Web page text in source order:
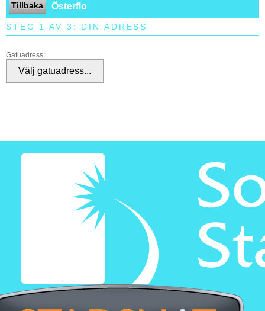
Tillbaka Österflo
STEG 1 AV 3: DIN ADRESS
Gatuadress: